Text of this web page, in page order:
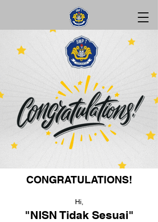
CONGRATULATIONS!
Hi,
"NISN Tidak Sesuai"